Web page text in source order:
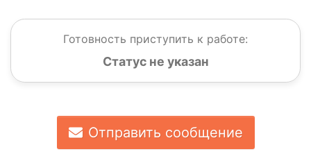
Готовность приступить к работе:
Статус не указан
Отправить сообщение